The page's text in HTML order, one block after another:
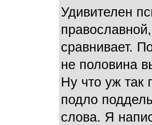
Удивителен
сравнивает.
не половина
Ну что уж так
подло
слова. Я